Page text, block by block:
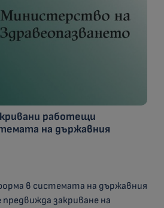
работещи
на държавния
в системата на държавния
закриване на